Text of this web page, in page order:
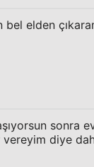
elden
sonra
diye